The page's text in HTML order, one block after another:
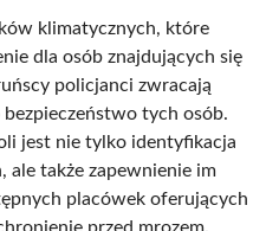
klimatycznych, które
dla osób znajdujących się
policjanci zwracają
tych osób.
jest nie tylko identyfikacja
ale także zapewnienie im
placówek oferujących